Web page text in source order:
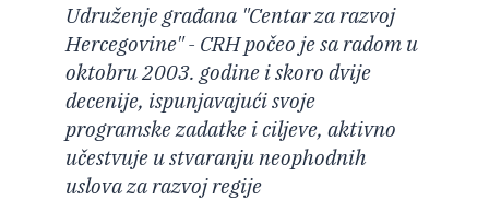
Udruženje građana "Centar za razvoj
Hercegovine" - CRH počeo je sa radom u
oktobru 2003. godine i skoro dvije
decenije, ispunjavajući svoje
programske zadatke i ciljeve, aktivno
učestvuje u stvaranju neophodnih
uslova za razvoj regije